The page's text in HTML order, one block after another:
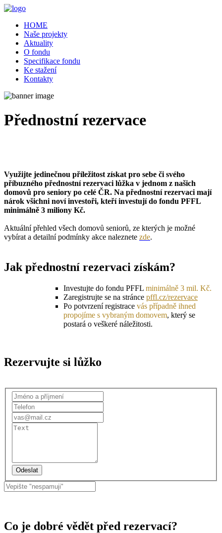
HOME
Naše projekty
Aktuality
O fondu
Specifikace fondu
Ke stažení
Kontakty
Přednostní rezervace
Využijte jedinečnou příležitost získat pro sebe či svého
příbuzného přednostní rezervaci lůžka v jednom z našich
domovů pro seniory po celé ČR. Na přednostní rezervaci mají
nárok všichni noví investoři, kteří investují do fondu PFFL
minimálně 3 miliony Kč.
Aktuální přehled všech domovů seniorů, ze kterých je možné
vybírat a detailní podmínky akce naleznete zde.
Jak přednostní rezervaci získám?
Investujte do fondu PFFL minimálně 3 mil. Kč.
Zaregistrujte se na stránce pffl.cz/rezervace
Po potvrzení registrace vás případně ihned
propojíme s vybraným domovem, který se
postará o veškeré náležitosti.
Rezervujte si lůžko
Co je dobré vědět před rezervací?